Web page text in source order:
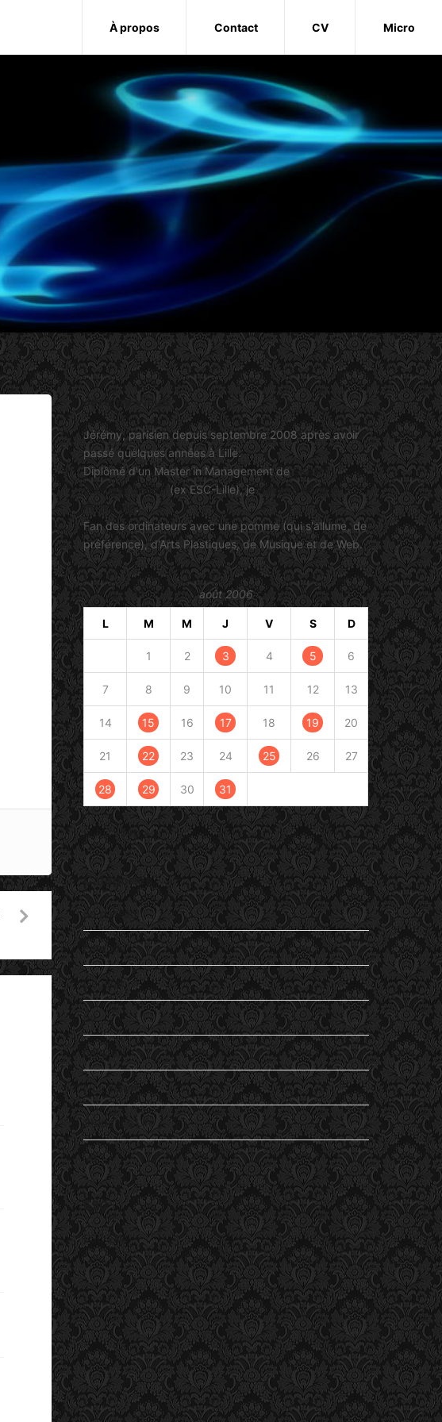
À propos Contact CV Micro
Jérémy Viault
Jérémy, parisien depuis septembre 2008 après avoir
passé quelques années à Lille.
Diplômé d'un Master in Management de SKEMA
Business School (ex ESC-Lille), jetravaille dans le
marketing.
Fan des ordinateurs avec une pomme (qui s'allume, de
préférence), d'Arts Plastiques, de Musique et de Web.
août 2006
L M M J V S D
1 2 3 4 5 6
7 8 9 10 11 12 13
14 15 16 17 18 19 20
21 22 23 24 25 26 27
28 29 30 31
« Juil Sep »
Catégories
En passant
Entendu
General
Lu
my life…
Non classé
Student's Life
Vu
ESC
ESC Lille